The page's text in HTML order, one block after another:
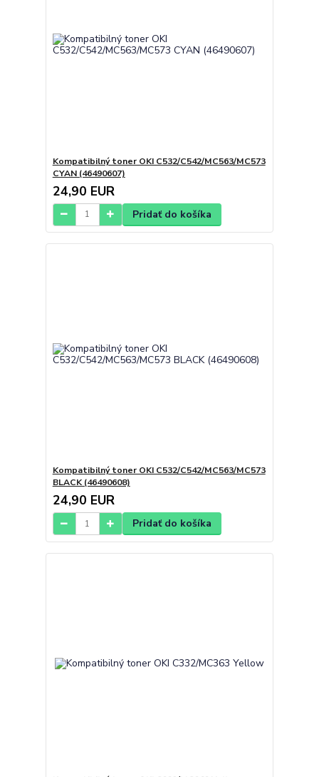
Kompatibilný toner OKI C532/C542/MC563/MC573
CYAN (46490607)
24,90 EUR
Pridať do košíka
Kompatibilný toner OKI C532/C542/MC563/MC573
BLACK (46490608)
24,90 EUR
Pridať do košíka